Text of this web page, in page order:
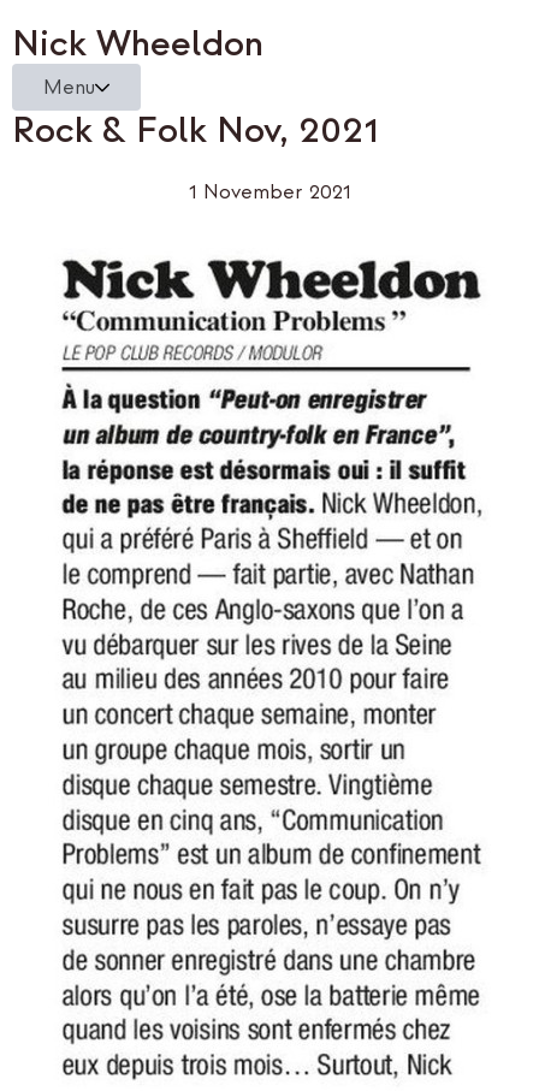
Nick Wheeldon
Menu
Rock & Folk Nov, 2021
1 November 2021